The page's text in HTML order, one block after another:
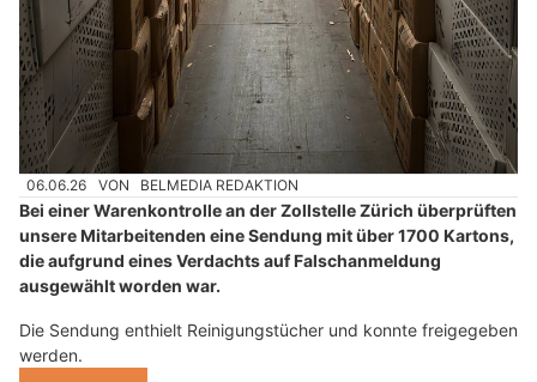
06.06.26 VON BELMEDIA REDAKTION
Bei einer Warenkontrolle an der Zollstelle Zürich überprüften
unsere Mitarbeitenden eine Sendung mit über 1700 Kartons,
die aufgrund eines Verdachts auf Falschanmeldung
ausgewählt worden war.
Die Sendung enthielt Reinigungstücher und konnte freigegeben
werden.